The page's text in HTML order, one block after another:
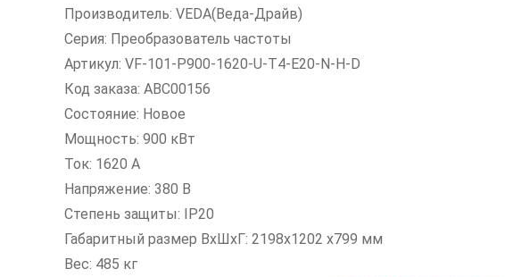
Производитель: VEDA(Веда-Драйв)
Серия: Преобразователь частоты
Артикул: VF-101-P900-1620-U-T4-E20-N-H-D
Код заказа: ABC00156
Состояние: Новое
Мощность: 900 кВт
Ток: 1620 А
Напряжение: 380 В
Степень защиты: IP20
Габаритный размер ВхШхГ: 2198х1202 х799 мм
Вес: 485 кг